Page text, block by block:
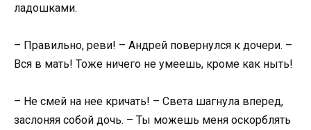
ладошками.
– Правильно, реви! – Андрей повернулся к дочери. –
Вся в мать! Тоже ничего не умеешь, кроме как ныть!
– Не смей на нее кричать! – Света шагнула вперед,
заслоняя собой дочь. – Ты можешь меня оскорблять